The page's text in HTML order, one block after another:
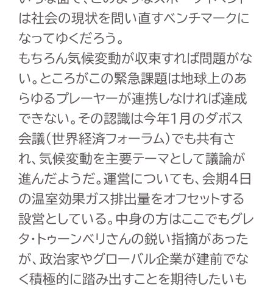
は社会の現状を問い直すベンチマークに
なってゆくだろう。
もちろん気候変動が収束すれば問題がな
い。ところがこの緊急課題は地球上のあ
らゆるプレーヤーが連携しなければ達成
できない。その認識は今年1月のダボス
会議（世界経済フォーラム）でも共有さ
れ、気候変動を主要テーマとして議論が
進んだようだ。運営についても、会期4日
の温室効果ガス排出量をオフセットする
設営としている。中身の方はここでもグレ
タ・トゥーンベリさんの鋭い指摘があった
が、政治家やグローバル企業が建前でな
く積極的に踏み出すことを期待したいも